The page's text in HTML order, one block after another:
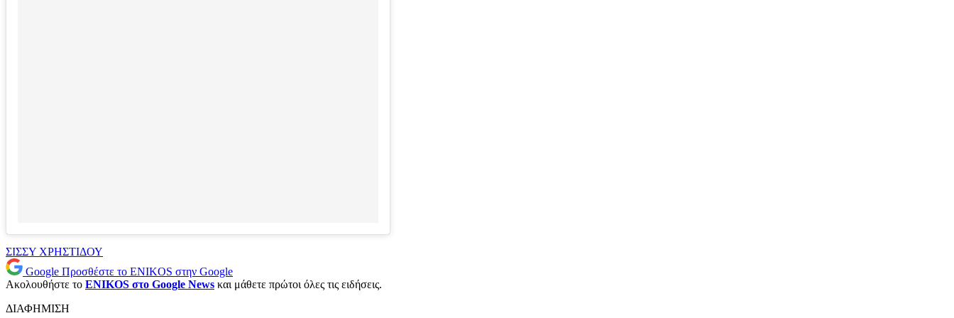
ΣΙΣΣΥ ΧΡΗΣΤΙΔΟΥ
Google Προσθέστε το ENIKOS στην Google
Ακολουθήστε το ENIKOS στο Google News και μάθετε πρώτοι όλες τις ειδήσεις.
ΔΙΑΦΗΜΙΣΗ